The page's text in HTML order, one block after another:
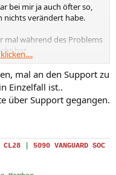
i
m
m
e
bei mir ja auch öfter so,
nichts verändert habe.
mal während des Problems
hat.
G7.
mal an den Support zu
Einzelfall ist..
über Support gegangen.
CL28
5090 VANGUARD SOC